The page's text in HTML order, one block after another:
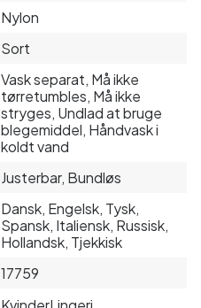
Nylon
Sort
Vask separat, Må ikke
tørretumbles, Må ikke
stryges, Undlad at bruge
blegemiddel, Håndvask i
koldt vand
Justerbar, Bundløs
Dansk, Engelsk, Tysk,
Spansk, Italiensk, Russisk,
Hollandsk, Tjekkisk
17759